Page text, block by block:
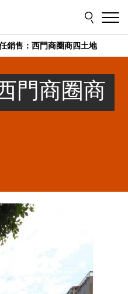
銷售：西門商圈商四土地
門商圈商